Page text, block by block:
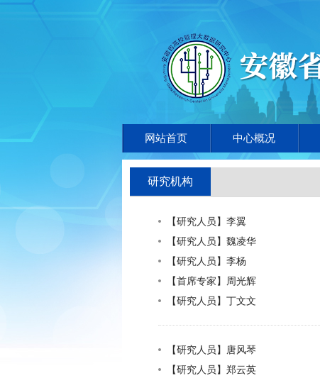
网站首页 中心概况
研究机构
【研究人员】李翼
【研究人员】魏凌华
【研究人员】李杨
【首席专家】周光辉
【研究人员】丁文文
【研究人员】唐风琴
【研究人员】郑云英